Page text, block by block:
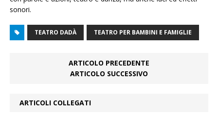
sonori.
TEATRO DADÀ TEATRO PER BAMBINI E FAMIGLIE
ARTICOLO PRECEDENTE
ARTICOLO SUCCESSIVO
ARTICOLI COLLEGATI